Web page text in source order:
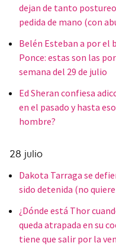
dejan de tanto
pedida de mano (con
Belén Esteban a por el
Ponce: estas son las
semana del 29 de julio
Ed Sheran confiesa
en el pasado y hasta
hombre?
28 julio
Dakota Tarraga se
sido detenida (no
¿Dónde está Thor
queda atrapada en su
tiene que salir por la